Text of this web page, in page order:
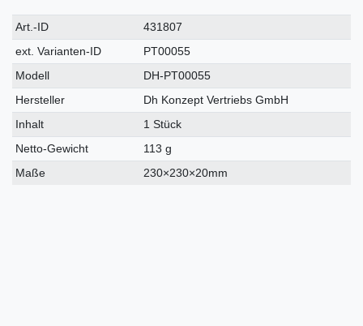
Technisches
Merkmal
Wert
Art.-ID
431807
ext. Varianten-ID
PT00055
Modell
DH-PT00055
Hersteller
Dh Konzept Vertriebs GmbH
Inhalt
1 Stück
Netto-Gewicht
113 g
Maße
230×230×20mm